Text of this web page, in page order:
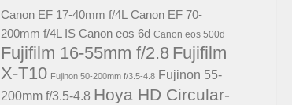
Canon EF 17-40mm f/4L Canon EF 70-
200mm f/4L IS Canon eos 6d Canon eos 500d
Fujifilm 16-55mm f/2.8 Fujifilm
X-T10 Fujinon 50-200mm f/3.5-4.8 Fujinon 55-
200mm f/3.5-4.8 Hoya HD Circular-